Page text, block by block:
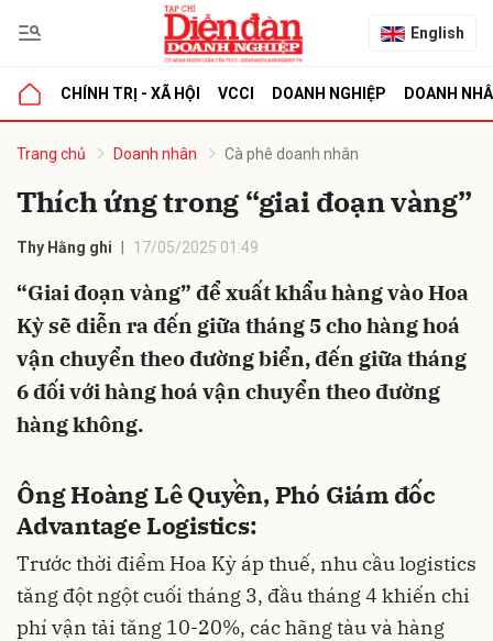
English
CHÍNH TRỊ - XÃ HỘI VCCI DOANH NGHIỆP DOANH
Trang chủ Doanh nhân Cà phê doanh nhân
Thích ứng trong “giai đoạn vàng”
Thy Hằng ghi 17/05/2025 01:49
“Giai đoạn vàng” để xuất khẩu hàng vào Hoa
Kỳ sẽ diễn ra đến giữa tháng 5 cho hàng hoá
vận chuyển theo đường biển, đến giữa tháng
6 đối với hàng hoá vận chuyển theo đường
hàng không.
Ông Hoàng Lê Quyền, Phó Giám đốc
Advantage Logistics:
Trước thời điểm Hoa Kỳ áp thuế, nhu cầu logistics
tăng đột ngột cuối tháng 3, đầu tháng 4 khiến chi
phí vận tải tăng 10-20%, các hãng tàu và hàng
luận
Hủy